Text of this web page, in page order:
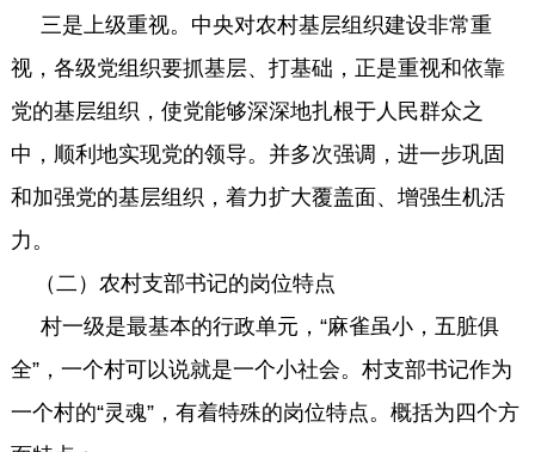
三是上级重视。中央对农村基层组织建设非常重
视，各级党组织要抓基层、打基础，正是重视和依靠
党的基层组织，使党能够深深地扎根于人民群众之
中，顺利地实现党的领导。并多次强调，进一步巩固
和加强党的基层组织，着力扩大覆盖面、增强生机活
力。
（二）农村支部书记的岗位特点
村一级是最基本的行政单元，“麻雀虽小，五脏俱
全”，一个村可以说就是一个小社会。村支部书记作为
一个村的“灵魂”，有着特殊的岗位特点。概括为四个方